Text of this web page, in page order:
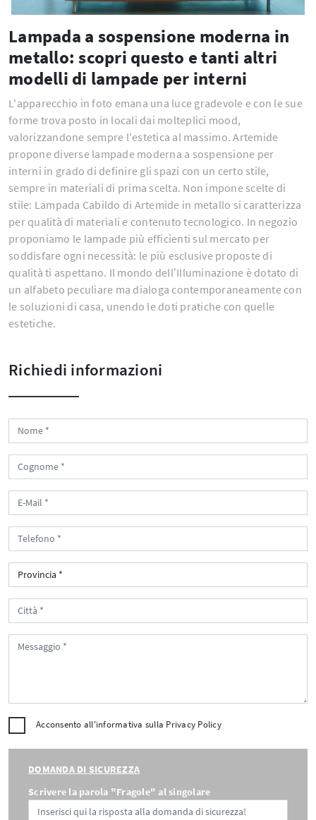
Lampada a sospensione moderna in
metallo: scopri questo e tanti altri
modelli di lampade per interni
L'apparecchio in foto emana una luce gradevole e con le sue
forme trova posto in locali dai molteplici mood,
valorizzandone sempre l'estetica al massimo. Artemide
propone diverse lampade moderna a sospensione per
interni in grado di definire gli spazi con un certo stile,
sempre in materiali di prima scelta. Non impone scelte di
stile: Lampada Cabildo di Artemide in metallo si caratterizza
per qualità di materiali e contenuto tecnologico. In negozio
proponiamo le lampade più efficienti sul mercato per
soddisfare ogni necessità: le più esclusive proposte di
qualità ti aspettano. Il mondo dell’Illuminazione è dotato di
un alfabeto peculiare ma dialoga contemporaneamente con
le soluzioni di casa, unendo le doti pratiche con quelle
estetiche.
Richiedi informazioni
Acconsento all'informativa sulla Privacy Policy
DOMANDA DI SICUREZZA
Scrivere la parola "Fragole" al singolare